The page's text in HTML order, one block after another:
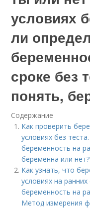
условиях
ли
сроке без
понять,
Содержание
Как проверить
условиях без
беременность на
беременна или нет?
Как узнать, что
условиях на
беременность на
Метод измерения